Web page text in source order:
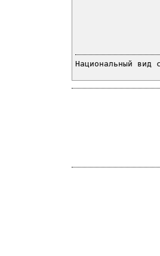
Национальный вид